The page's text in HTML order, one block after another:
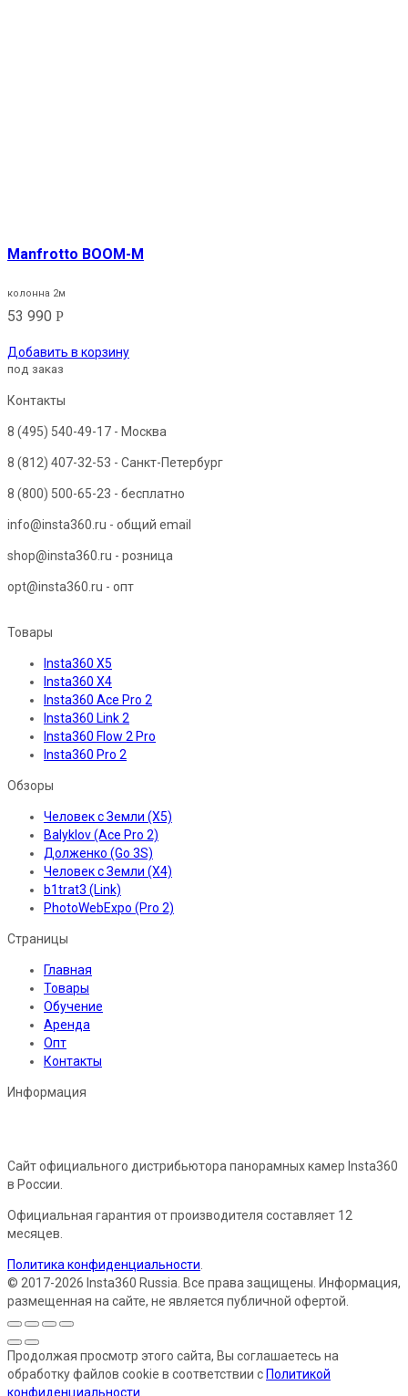
Manfrotto BOOM-M
колонна 2м
53 990 Р
Добавить в корзину
под заказ
Контакты
8 (495) 540-49-17 - Москва
8 (812) 407-32-53 - Санкт-Петербург
8 (800) 500-65-23 - бесплатно
info@insta360.ru - общий email
shop@insta360.ru - розница
opt@insta360.ru - опт
Товары
Insta360 X5
Insta360 X4
Insta360 Ace Pro 2
Insta360 Link 2
Insta360 Flow 2 Pro
Insta360 Pro 2
Обзоры
Человек с Земли (X5)
Balyklov (Ace Pro 2)
Долженко (Go 3S)
Человек с Земли (X4)
b1trat3 (Link)
PhotoWebExpo (Pro 2)
Страницы
Главная
Товары
Обучение
Аренда
Опт
Контакты
Информация
Сайт официального дистрибьютора панорамных камер Insta360
в России.
Официальная гарантия от производителя составляет 12
месяцев.
Политика конфиденциальности
© 2017-2026 Insta360 Russia. Все права защищены. Информация,
размещенная на сайте, не является публичной офертой.
Продолжая просмотр этого сайта, Вы соглашаетесь на
обработку файлов cookie в соответствии с Политикой
конфиденциальности